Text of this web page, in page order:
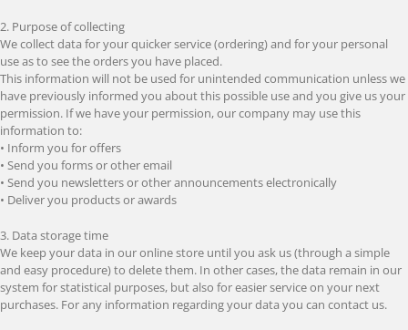
2. Purpose of collecting
We collect data for your quicker service (ordering) and for your personal
use as to see the orders you have placed.
This information will not be used for unintended communication unless we
have previously informed you about this possible use and you give us your
permission. If we have your permission, our company may use this
information to:
• Inform you for offers
• Send you forms or other email
• Send you newsletters or other announcements electronically
• Deliver you products or awards
3. Data storage time
We keep your data in our online store until you ask us (through a simple
and easy procedure) to delete them. In other cases, the data remain in our
system for statistical purposes, but also for easier service on your next
purchases. For any information regarding your data you can contact us.